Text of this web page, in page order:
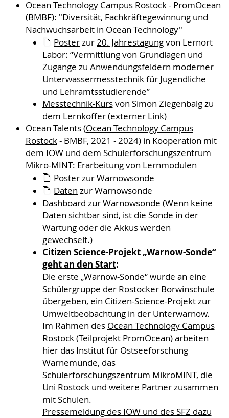
Ocean Technology Campus Rostock - PromOcean
(BMBF): "Diversität, Fachkräftegewinnung und
Nachwuchsarbeit in Ocean Technology"
Posterzur20. Jahrestagungvon Lernort
Labor: “Vermittlung von Grundlagen und
Zugänge zu Anwendungsfeldern moderner
Unterwassermesstechnik für Jugendliche
und Lehramtsstudierende”
Messtechnik-Kursvon Simon Ziegenbalg zu
dem Lernkoffer (externer Link)
Ocean Talents (Ocean Technology Campus
Rostock- BMBF, 2021 - 2024) in Kooperation mit
dem IOWund dem Schülerforschungszentrum
Mikro-MINT: Erarbeitung von Lernmodulen
Posterzur Warnowsonde
Daten zur Warnowsonde
Dashboard zur Warnowsonde (Wenn keine
Daten sichtbar sind, ist die Sonde in der
Wartung oder die Akkus werden
gewechselt.)
Citizen Science-Projekt „Warnow-Sonde“
geht an den Start:
Die erste „Warnow-Sonde“ wurde an eine
Schülergruppe der Rostocker Borwinschule
übergeben, ein Citizen-Science-Projekt zur
Umweltbeobachtung in der Unterwarnow.
Im Rahmen des Ocean Technology Campus
Rostock(Teilprojekt PromOcean) arbeiten
hier das Institut für Ostseeforschung
Warnemünde, das
Schülerforschungszentrum MikroMINT, die
Uni Rostockund weitere Partner zusammen
mit Schulen.
Pressemeldung des IOW und des SFZ dazu